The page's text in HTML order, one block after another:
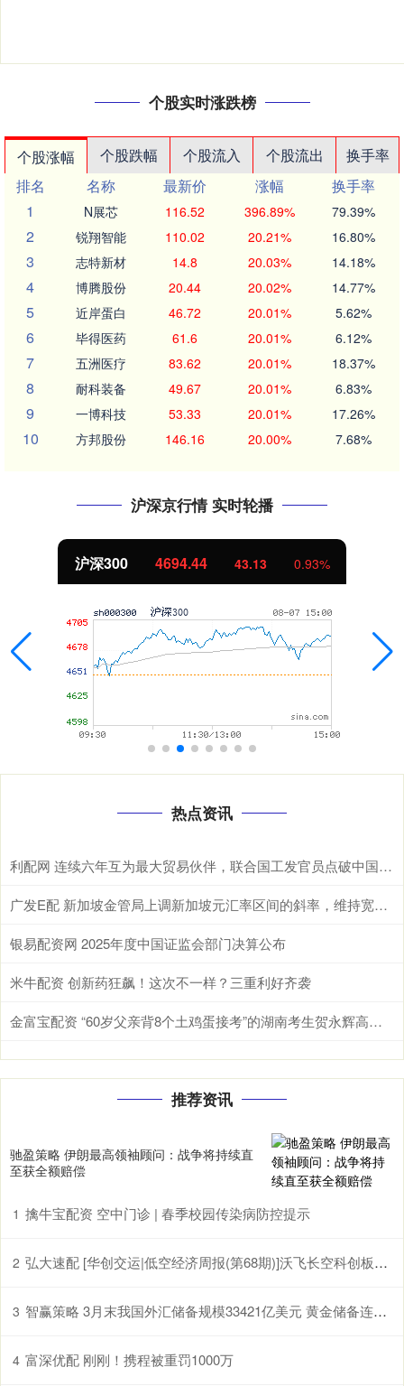
个股实时涨跌榜
个股涨幅 个股跌幅 个股流入 个股流出
换手率
排名
名称 最新价 涨幅
换手率
1
N展芯 116.52 396.89% 79.39%
2 锐翔智能 110.02 20.21% 16.80%
3 志特新材 14.8 20.03% 14.18%
4 博腾股份 20.44 20.02% 14.77%
5 近岸蛋白 46.72 20.01% 5.62%
6 毕得医药 61.6 20.01% 6.12%
7 五洲医疗 83.62 20.01% 18.37%
8 耐科装备 49.67 20.01% 6.83%
9 一博科技 53.33 20.01% 17.26%
10 方邦股份 146.16 20.00% 7.68%
沪深京行情 实时轮播
沪深300 4694.44 43.13 0.93%
热点资讯
利配网 连续六年互为最大贸易伙伴，联合国工发官员点破中国东盟合作密码 据新华
广发E配 新加坡金管局上调新加坡元汇率区间的斜率，维持宽度和中点不变
银易配资网 2025年度中国证监会部门决算公布
米牛配资 创新药狂飙！这次不一样？三重利好齐袭
金富宝配资 “60岁父亲背8个土鸡蛋接考”的湖南考生贺永辉高考成绩揭晓，班主任：很满意，对他来说已经非常棒了
推荐资讯
驰盈策略 伊朗最高领袖顾问：战争将持续直
至获全额赔偿
1 擒牛宝配资 空中门诊 | 春季校园传染病防控提示
2 弘大速配 [华创交运|低空经济周报(第68期)]沃飞长空科创板上市辅导已备案, 头部eVTOL企业正加速获市场认可
3 智赢策略 3月末我国外汇储备规模33421亿美元 黄金储备连续17个月增加
4 富深优配 刚刚！携程被重罚1000万